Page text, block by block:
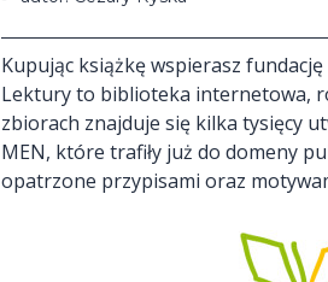
Kupując książkę wspierasz
Lektury to biblioteka internetowa,
zbiorach znajduje się kilka tysięcy
MEN, które trafiły już do domeny
opatrzone przypisami oraz